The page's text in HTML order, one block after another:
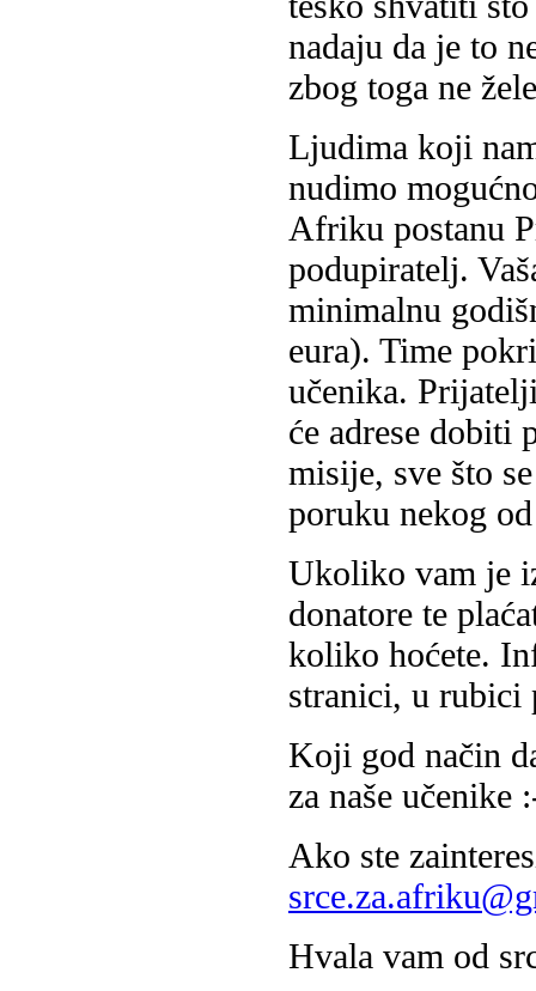
nadaju da je to
zbog toga ne
Ljudima koji
nudimo
Afriku postanu
podupiratelj.
minimalnu
eura). Time
učenika.
će adrese dobiti
misije, sve što
poruku nekog
Ukoliko vam je
donatore te
koliko hoćete.
stranici, u
Koji god način
za naše učenike
Ako ste
Hvala vam od